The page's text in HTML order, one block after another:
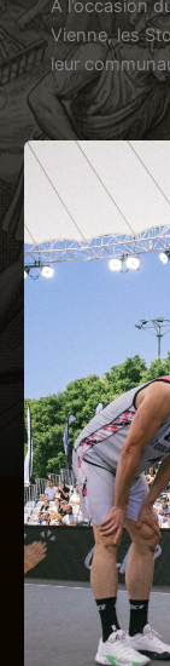
À l’occasion
Vienne, les
leur